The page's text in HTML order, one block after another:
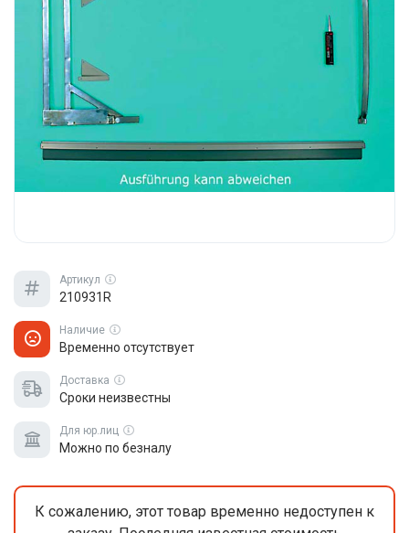
Артикул
210931R
Наличие
Временно отсутствует
Доставка
Сроки неизвестны
Для юр.лиц
Можно по безналу
К сожалению, этот товар временно недоступен к